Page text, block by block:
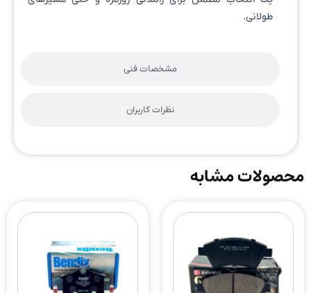
مشخصات فنی
نظرات کاربران
طولانی.
محصولات مشابه